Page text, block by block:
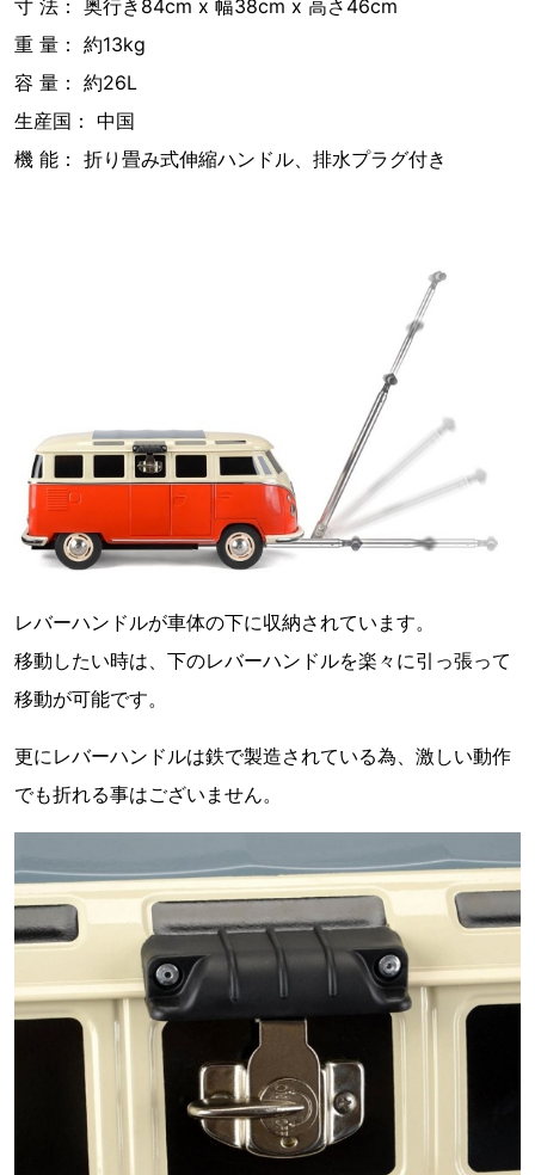
寸 法： 奥行き84cm x 幅38cm x 高さ46cm
重 量： 約13kg
容 量： 約26L
生産国： 中国
機 能： 折り畳み式伸縮ハンドル、排水プラグ付き
レバーハンドルが車体の下に収納されています。
移動したい時は、下のレバーハンドルを楽々に引っ張って
移動が可能です。
更にレバーハンドルは鉄で製造されている為、激しい動作
でも折れる事はございません。